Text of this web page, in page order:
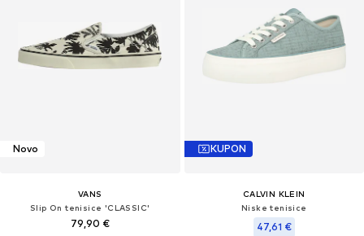
Novo
VANS
Slip On tenisice 'CLASSIC'
79,90 €
KUPON
CALVIN KLEIN
Niske tenisice
47,61 €